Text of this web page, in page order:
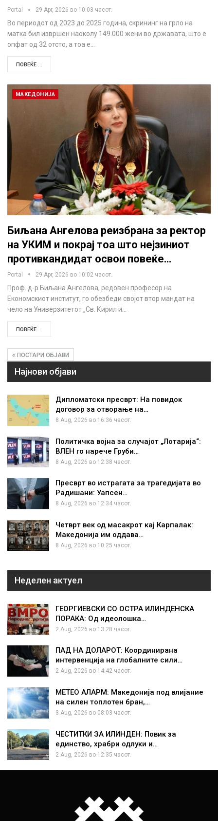
Portal 29 Apr, 2026 во 10:03 часот.
Во периодот од 2023 до 2025 година, скрининг на грло на
матка бил извршен наоколу 149.000 жени во државата, што е
опфат од 32 отсто, а тоа е…
ПОВЕЌЕ ...
МАКЕДОНИЈА
Биљана Ангелова реизбрана за ректор
на УКИМ и покрај тоа што нејзиниот
противкандидат освои повеќе…
Portal 29 Apr, 2026 во 10:02 часот.
Проф. д-р Биљана Ангелова, редовен професор на
Економскиот институт, го обезбеди својот втор мандат на
чело на Универзитетот „Св. Кирил и…
ПОВЕЌЕ ...
ПОСТАРИ ОБЈАВИ
Најнови објави
Дипломатски пресврт: На повидок
договор за отворање на…
8 Aug, 2026 во 16:36 часот.
Политичка војна за случајот „Лотарија“:
ВЛЕН го нарече Груби…
8 Aug, 2026 во 12:38 часот.
Пресврт во истрагата за трагедијата во
Радишани: Уапсен…
8 Aug, 2026 во 12:34 часот.
Четврт век од масакрот кај Карпалак:
Македонија им оддава…
8 Aug, 2026 во 10:25 часот.
Неделен актуел
ГЕОРГИЕВСКИ СО ОСТРА ИЛИНДЕНСКА
ПОРАКА: Од идеолошка…
2 Aug, 2026 во 13:28 часот.
ПАД НА ДОЛАРОТ: Координирана
интервенција на глобалните сили…
2 Aug, 2026 во 14:42 часот.
МЕТЕО АЛАРМ: Македонија под влијание
на силен топлотен бран,…
3 Aug, 2026 во 08:03 часот.
ЧЕСТИТКИ ЗА ИЛИНДЕН: Повик за
единство, храбри одлуки и…
2 Aug, 2026 во 12:35 часот.